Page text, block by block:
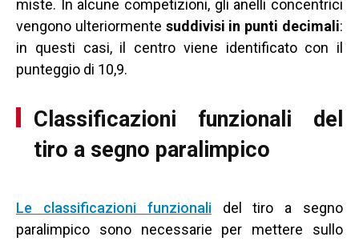
miste. In alcune competizioni, gli anelli concentrici
vengono ulteriormente suddivisi in punti decimali:
in questi casi, il centro viene identificato con il
punteggio di 10,9.
Classificazioni funzionali del
tiro a segno paralimpico
Le classificazioni funzionalidel tiro a segno
paralimpico sono necessarie per mettere sullo